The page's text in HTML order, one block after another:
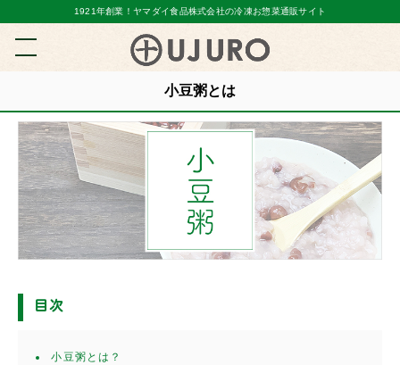
1921年創業！ヤマダイ食品株式会社の冷凍お惣菜通販サイト
小豆粥とは
目次
小豆粥とは？